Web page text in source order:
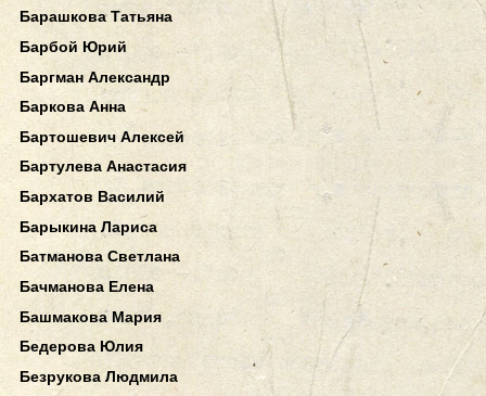
Барашкова Татьяна
Барбой Юрий
Баргман Александр
Баркова Анна
Бартошевич Алексей
Бартулева Анастасия
Бархатов Василий
Барыкина Лариса
Батманова Светлана
Бачманова Елена
Башмакова Мария
Бедерова Юлия
Безрукова Людмила